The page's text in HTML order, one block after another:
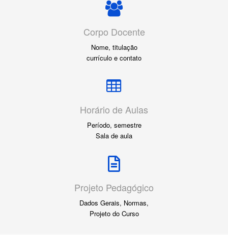
Corpo Docente
Nome, titulação
currículo e contato
Horário de Aulas
Período, semestre
Sala de aula
Projeto Pedagógico
Dados Gerais, Normas,
Projeto do Curso